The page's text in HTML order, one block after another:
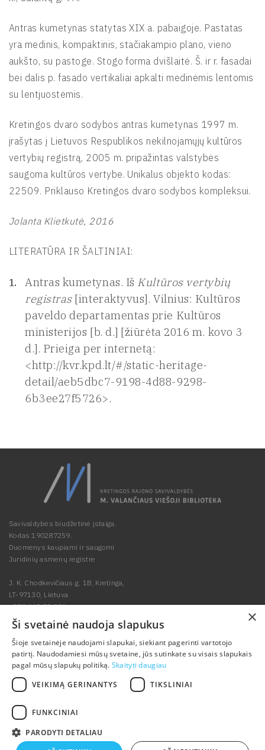
Antras kumetynas statytas XIX a. pabaigoje. Pastatas
yra medinis, kompaktinis, stačiakampio plano, vieno
aukšto, su pastoge. Stogo forma dvišlaitė. Š. ir r. fasadai
bei dalis p. fasado vertikaliai apkalti medinėmis lentomis
su lentjuostėmis.
Kretingos dvaro sodybos antras kumetynas 1997 m.
įrašytas į Lietuvos Respublikos nekilnojamųjų kultūros
vertybių registrą, 2005 m. pripažintas valstybės
saugoma kultūros vertybe. Unikalus objekto kodas:
22509. Priklauso Kretingos dvaro sodybos kompleksui.
Jolanta Klietkutė, 2016
LITERATŪRA IR ŠALTINIAI:
Antras kumetynas. Iš Kultūros vertybių
registras[interaktyvus]. Vilnius: Kultūros
paveldo departamentas prie Kultūros
ministerijos [b. d.] [žiūrėta 2016 m. kovo 3
d.]. Prieiga per internetą:
<http://kvr.kpd.lt/#/static-heritage-
detail/aeb5dbc7-9198-4d88-9298-
6b3ee27f5726>.
Savivaldybės biudžetinė įstaiga.
Kodas 190287259.
Duomenys kaupiami ir saugomi
Juridinių asmenų registre
J. K. Chodkevičiaus g. 1B, Kretinga,
LT-97130, Lietuva
+370 445 78 984
biblioteka@kretvb.lt
Dažniausiai
užduodami
klausimai
Kretingos rajono savivaldybės M. Valančiaus viešoji biblioteka
×
Ši svetainė naudoja slapukus
Šioje svetainėje naudojami slapukai, siekiant pagerinti vartotojo
patirtį. Naudodamiesi mūsų svetaine, jūs sutinkate su visais slapukais
pagal mūsų slapukų politiką. Skaityti daugiau
VEIKIMĄ GERINANTYS
TIKSLINIAI
FUNKCINIAI
PARODYTI DETALIAU